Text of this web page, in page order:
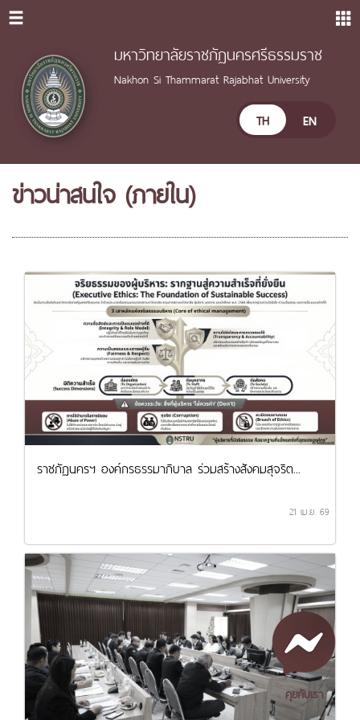
มหาวิทยาลัยราชภัฏนครศรีธรรมราช
Nakhon Si Thammarat Rajabhat University
TH EN
ข่าวน่าสนใจ (ภายใน)
ราชภัฏนครฯ องค์กรธรรมาภิบาล ร่วมสร้างสังคมสุจริต...
21 เม.ย. 69
คุยกับเรา